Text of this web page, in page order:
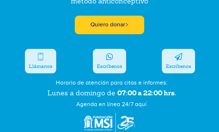
Quiero donar
Horario de atención para citas e informes:
Lunes a domingo de 07:00 a 22:00 hrs.
Agenda en línea 24/7 aquí
Llámanos Escríbenos Escríbenos